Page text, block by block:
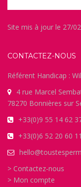
Site mis à jour le 27/
CONTACTEZ-NOUS
Référent Handicap :
4 rue Marcel
78270 Bonnières sur
+33(0)9 55 14 62
+33(0)6 52 20 60 11
> Contactez-nous
> Mon compte